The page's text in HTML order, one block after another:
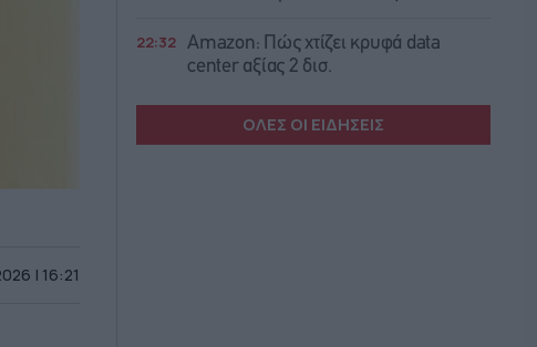
| 16:21
22:32 Amazon: Πώς χτίζει κρυφά data
center αξίας 2 δισ.
ΟΛΕΣ ΟΙ ΕΙΔΗΣΕΙΣ